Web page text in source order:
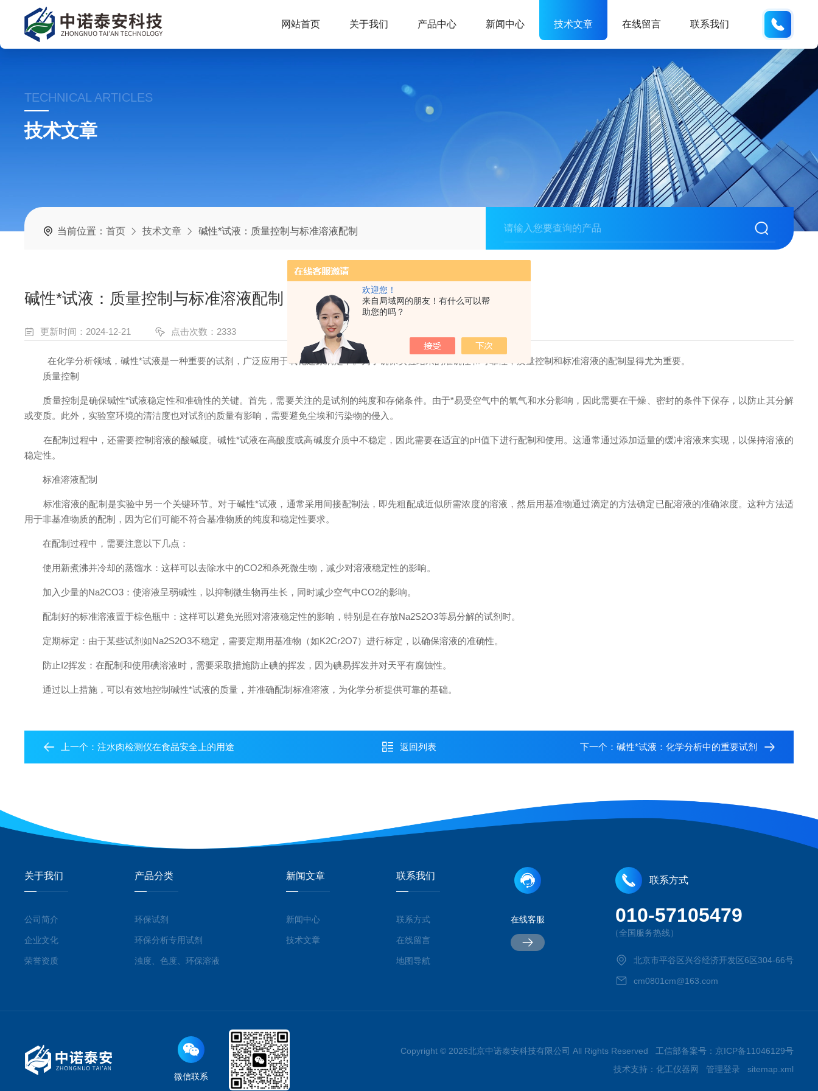
欢迎您！
来自局域网的朋友！有什么可以帮
助您的吗？
网站首页 关于我们 产品中心 新闻中心 技术文章 在线留言 联系我们
TECHNICAL ARTICLES
技术文章
当前位置：首页 技术文章 碱性*试液：质量控制与标准溶液配制
碱性*试液：质量控制与标准溶液配制
更新时间：2024-12-21 点击次数：2333
在化学分析领域，碱性*试液是一种重要的试剂，广泛应用于氧化还原滴定中。为了确保实验结果的准确性和可靠性，质量控制和标准溶液的配制显得尤为重要。
质量控制
质量控制是确保碱性*试液稳定性和准确性的关键。首先，需要关注的是试剂的纯度和存储条件。由于*易受空气中的氧气和水分影响，因此需要在干燥、密封的条件下保存，以防止其分解
或变质。此外，实验室环境的清洁度也对试剂的质量有影响，需要避免尘埃和污染物的侵入。
在配制过程中，还需要控制溶液的酸碱度。碱性*试液在高酸度或高碱度介质中不稳定，因此需要在适宜的pH值下进行配制和使用。这通常通过添加适量的缓冲溶液来实现，以保持溶液的
稳定性。
标准溶液配制
标准溶液的配制是实验中另一个关键环节。对于碱性*试液，通常采用间接配制法，即先粗配成近似所需浓度的溶液，然后用基准物通过滴定的方法确定已配溶液的准确浓度。这种方法适
用于非基准物质的配制，因为它们可能不符合基准物质的纯度和稳定性要求。
在配制过程中，需要注意以下几点：
使用新煮沸并冷却的蒸馏水：这样可以去除水中的CO2和杀死微生物，减少对溶液稳定性的影响。
加入少量的Na2CO3：使溶液呈弱碱性，以抑制微生物再生长，同时减少空气中CO2的影响。
配制好的标准溶液置于棕色瓶中：这样可以避免光照对溶液稳定性的影响，特别是在存放Na2S2O3等易分解的试剂时。
定期标定：由于某些试剂如Na2S2O3不稳定，需要定期用基准物（如K2Cr2O7）进行标定，以确保溶液的准确性。
防止I2挥发：在配制和使用碘溶液时，需要采取措施防止碘的挥发，因为碘易挥发并对天平有腐蚀性。
通过以上措施，可以有效地控制碱性*试液的质量，并准确配制标准溶液，为化学分析提供可靠的基础。
上一个：注水肉检测仪在食品安全上的用途 返回列表 下一个： 碱性*试液：化学分析中的重要试剂
关于我们
公司简介
企业文化
荣誉资质
产品分类
环保试剂
环保分析专用试剂
浊度、色度、环保溶液
新闻文章
新闻中心
技术文章
联系我们
联系方式
在线留言
地图导航
在线客服
联系方式
010-57105479
（全国服务热线）
北京市平谷区兴谷经济开发区6区304-66号
cm0801cm@163.com
微信联系
Copyright © 2026北京中诺泰安科技有限公司 All Rights Reserved 工信部备案号： 京ICP备11046129号
技术支持： 化工仪器网 管理登录 sitemap.xml